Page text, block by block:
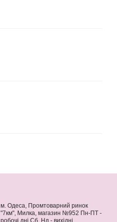
м. Одеса, Промтоварний ринок
"7км", Милка, магазин №952 Пн-ПТ -
робочі дні Сб, Нд - вихідні